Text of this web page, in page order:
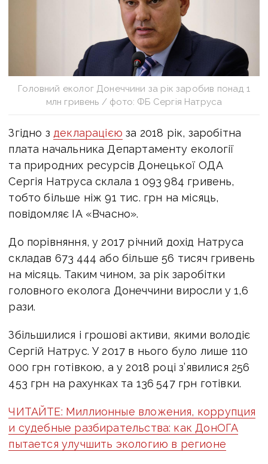
Головний еколог Донеччини за рік заробив понад 1
млн гривень / фото: ФБ Сергія Натруса
Згідно з декларацією за 2018 рік, заробітна
плата начальника Департаменту екології
та природних ресурсів Донецької ОДА
Сергія Натруса склала 1 093 984 гривень,
тобто більше ніж 91 тис. грн на місяць,
повідомляє ІА «Вчасно».
До порівняння, у 2017 річний дохід Натруса
складав 673 444 або більше 56 тисяч гривень
на місяць. Таким чином, за рік заробітки
головного еколога Донеччини виросли у 1,6
рази.
Збільшилися і грошові активи, якими володіє
Сергій Натрус. У 2017 в нього було лише 110
000 грн готівкою, а у 2018 році з’явилися 256
453 грн на рахунках та 136 547 грн готівки.
ЧИТАЙТЕ: Миллионные вложения, коррупция
и судебные разбирательства: как ДонОГА
пытается улучшить экологию в регионе